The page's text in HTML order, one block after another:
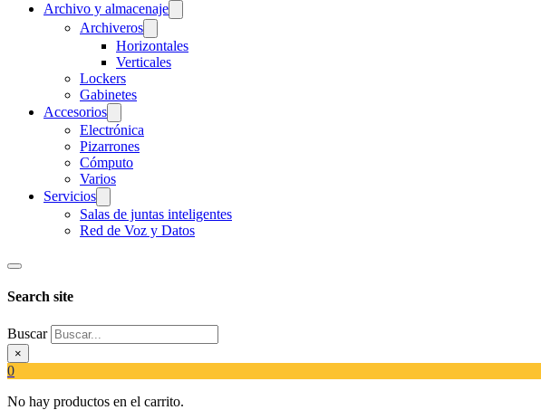
Archivo y almacenaje
Archiveros
Horizontales
Verticales
Lockers
Gabinetes
Accesorios
Electrónica
Pizarrones
Cómputo
Varios
Servicios
Salas de juntas inteligentes
Red de Voz y Datos
Search site
Buscar
×
0
No hay productos en el carrito.